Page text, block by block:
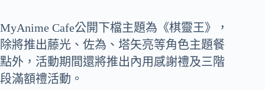
MyAnime Cafe公開下檔主題為《棋靈王》，
除將推出藤光、佐為、塔矢亮等角色主題餐
點外，活動期間還將推出內用感謝禮及三階
段滿額禮活動。